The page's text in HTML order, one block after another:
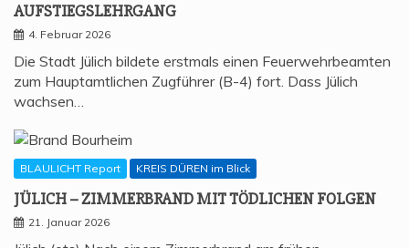
AUFSTIEGSLEHRGANG
4. Februar 2026
Die Stadt Jülich bildete erstmals einen Feuerwehrbeamten
zum Hauptamtlichen Zugführer (B-4) fort. Dass Jülich
wachsen…
BLAULICHT Report KREIS DÜREN im Blick
JÜLICH – ZIM­MER­BRAND MIT TÖD­LI­CHEN FOLGEN
21. Januar 2026